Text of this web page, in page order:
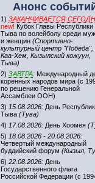
Анонс
1) ЗАКАНЧИВАЕТСЯ
new! Кубок Главы Республики
Тыва по волейболу среди
и женщин (Спортивно-
культурный центр "Победа",
Каа-Хем, Кызылский кожуун,
Тыва)
2) ЗАВТРА: Международный
коренных народов мира (с
по решению Генеральной
Ассамблеи ООН)
3) 15.08.2026: День
Тыва (Тува)
4) 17.08.2026: День Хоомея
5) 18.08.2026 - 20.08.2026:
Четвертый международный
буддийский форум (Кызыл,
6) 22.08.2026: День
Государственного флага
Российской Федерации (с